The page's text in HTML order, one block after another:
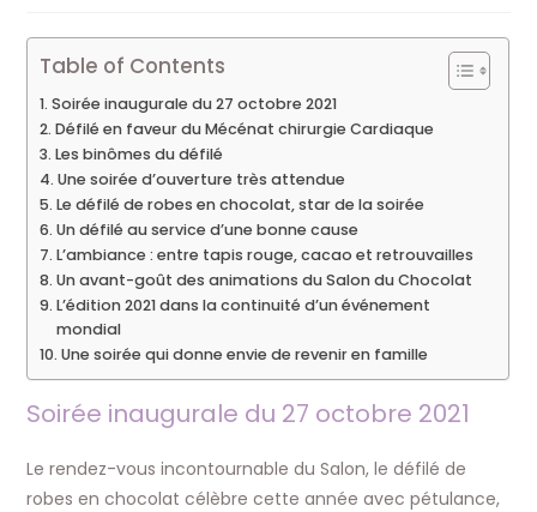
publication :
Table of Contents
Soirée inaugurale du 27 octobre 2021
Défilé en faveur du Mécénat chirurgie Cardiaque
Les binômes du défilé
Une soirée d’ouverture très attendue
Le défilé de robes en chocolat, star de la soirée
Un défilé au service d’une bonne cause
L’ambiance : entre tapis rouge, cacao et retrouvailles
Un avant-goût des animations du Salon du Chocolat
L’édition 2021 dans la continuité d’un événement
mondial
Une soirée qui donne envie de revenir en famille
Soirée inaugurale du 27 octobre 2021
Le rendez-vous incontournable du Salon, le défilé de
robes en chocolat célèbre cette année avec pétulance,